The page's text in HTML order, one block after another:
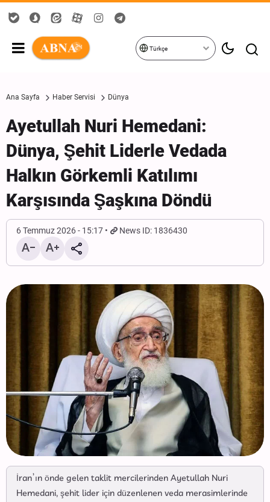
Türkçe
Ana Sayfa Haber Servisi Dünya
Ayetullah Nuri Hemedani:
Dünya, Şehit Liderle Vedada
Halkın Görkemli Katılımı
Karşısında Şaşkına Döndü
6 Temmuz 2026 - 15:17 News ID: 1836430
İran’ın önde gelen taklit mercilerinden Ayetullah Nuri
Hemedani, şehit lider için düzenlenen veda merasimlerinde